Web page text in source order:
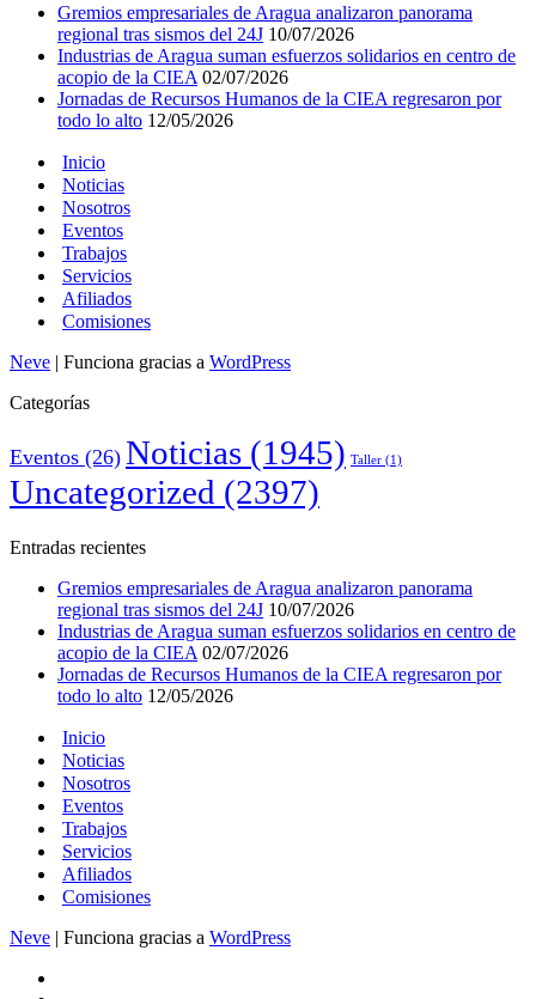
Gremios empresariales de Aragua analizaron panorama
regional tras sismos del 24J 10/07/2026
Industrias de Aragua suman esfuerzos solidarios en centro de
acopio de la CIEA 02/07/2026
Jornadas de Recursos Humanos de la CIEA regresaron por
todo lo alto 12/05/2026
Inicio
Noticias
Nosotros
Eventos
Trabajos
Servicios
Afiliados
Comisiones
Neve | Funciona gracias a WordPress
Categorías
Eventos (26) Noticias (1945) Taller (1)
Uncategorized (2397)
Entradas recientes
Gremios empresariales de Aragua analizaron panorama
regional tras sismos del 24J 10/07/2026
Industrias de Aragua suman esfuerzos solidarios en centro de
acopio de la CIEA 02/07/2026
Jornadas de Recursos Humanos de la CIEA regresaron por
todo lo alto 12/05/2026
Inicio
Noticias
Nosotros
Eventos
Trabajos
Servicios
Afiliados
Comisiones
Neve | Funciona gracias a WordPress